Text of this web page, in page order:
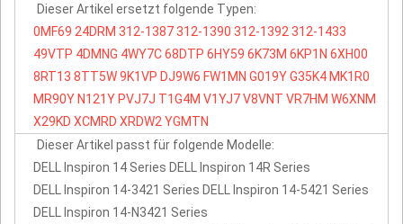
Dieser Artikel ersetzt folgende Typen:
0MF69 24DRM 312-1387312-1390 312-1392 312-1433
49VTP 4DMNG 4WY7C68DTP 6HY59 6K73M 6KP1N 6XH00
8RT13 8TT5W9K1VP DJ9W6 FW1MN G019YG35K4 MK1R0
MR90Y N121Y PVJ7J T1G4M V1YJ7V8VNT VR7HM W6XNM
X29KD XCMRD XRDW2 YGMTN
Dieser Artikel passt für folgende Modelle:
DELL Inspiron 14 Series DELL Inspiron 14R Series
DELL Inspiron 14-3421 Series DELL Inspiron 14-5421 Series
DELL Inspiron 14-N3421 Series